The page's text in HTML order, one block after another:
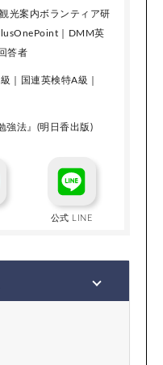
光案内ボランティア研
｜DMM英
答者
｜国連英検特A級｜
強法』(明日香出版)
公式 LINE